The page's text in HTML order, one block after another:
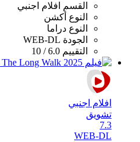
القسم
افلام اجنبي
النوع أكشن
النوع دراما
الجودة WEB-DL
التقييم 6.0 / 10
افلام اجنبي
تشويق
7.3
WEB-DL